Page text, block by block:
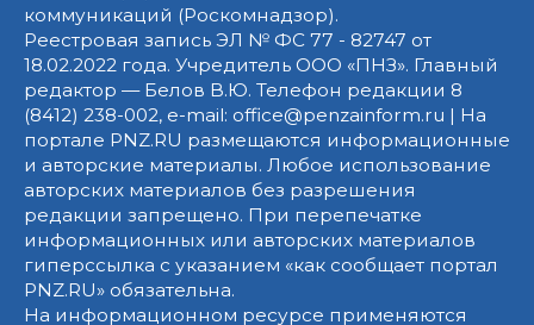
коммуникаций (Роскомнадзор).
Реестровая запись ЭЛ № ФС 77 - 82747 от
18.02.2022 года. Учредитель ООО «ПНЗ». Главный
редактор — Белов В.Ю. Телефон редакции 8
(8412) 238-002, e-mail: office@penzainform.ru | На
портале PNZ.RU размещаются информационные
и авторские материалы. Любое использование
авторских материалов без разрешения
редакции запрещено. При перепечатке
информационных или авторских материалов
гиперссылка с указанием «как сообщает портал
PNZ.RU» обязательна.
На информационном ресурсе применяются